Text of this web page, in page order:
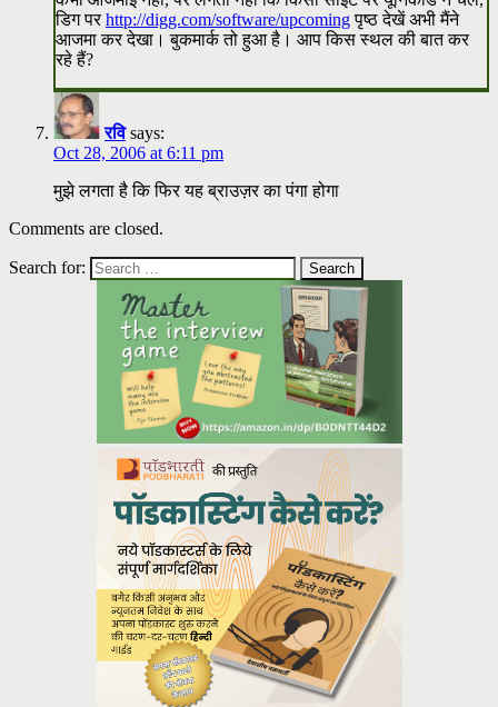
डिग परhttp://digg.com/software/upcomingपृष्ठ देखें अभी मैंने
आजमा कर देखा। बुकमार्क तो हुआ है। आप किस स्थल की बात कर
रहे हैं?
रवि says:
Oct 28, 2006 at 6:11 pm
मुझे लगता है कि फिर यह ब्राउज़र का पंगा होगा
Comments are closed.
Search for: